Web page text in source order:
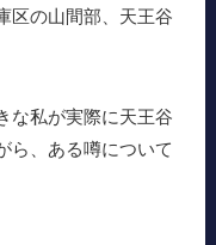
区の山間部、天王谷
な私が実際に天王谷
ら、ある噂について